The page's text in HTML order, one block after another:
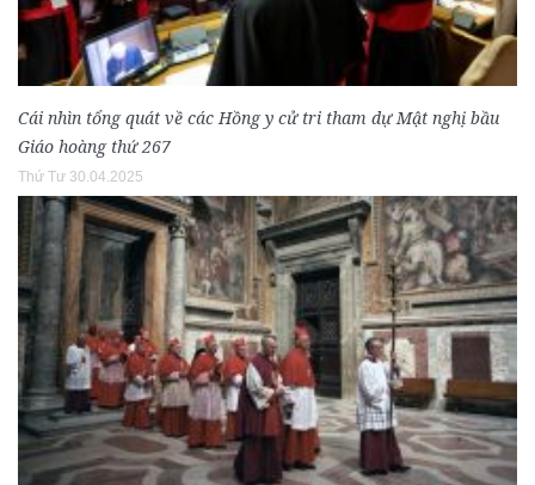
Cái nhìn tổng quát về các Hồng y cử tri tham dự Mật nghị bầu
Giáo hoàng thứ 267
Thứ Tư 30.04.2025